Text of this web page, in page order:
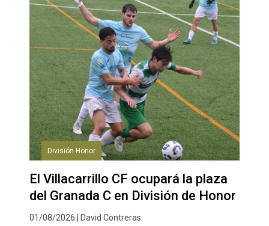
División Honor
El Villacarrillo CF ocupará la plaza
del Granada C en División de Honor
01/08/2026 | David Contreras